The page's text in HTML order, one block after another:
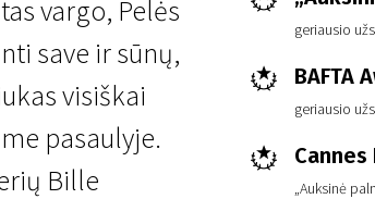
vargo, Pelės
save ir sūnų,
visiškai
pasaulyje.
Bille
geriausio
BAFTA
geriausio
Cannes
„Auksinė